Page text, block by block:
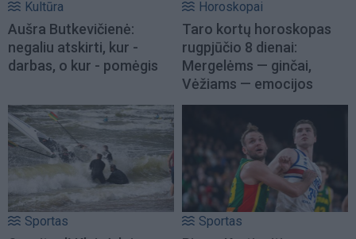
Kultūra
Aušra Butkevičienė:
negaliu atskirti, kur -
darbas, o kur - pomėgis
Horoskopai
Taro kortų horoskopas
rugpjūčio 8 dienai:
Mergelėms — ginčai,
Vėžiams — emocijos
Sportas Sportas